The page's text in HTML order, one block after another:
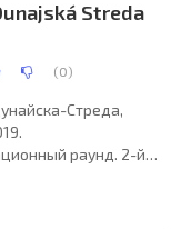
Streda
(0)
Стреда,
раунд. 2-й
9450 зрителей (23